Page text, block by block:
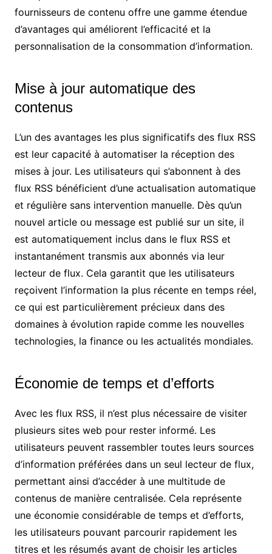
fournisseurs de contenu offre une gamme étendue
d’avantages qui améliorent l’efficacité et la
personnalisation de la consommation d’information.
Mise à jour automatique des
contenus
L’un des avantages les plus significatifs des flux RSS
est leur capacité à automatiser la réception des
mises à jour. Les utilisateurs qui s’abonnent à des
flux RSS bénéficient d’une actualisation automatique
et régulière sans intervention manuelle. Dès qu’un
nouvel article ou message est publié sur un site, il
est automatiquement inclus dans le flux RSS et
instantanément transmis aux abonnés via leur
lecteur de flux. Cela garantit que les utilisateurs
reçoivent l’information la plus récente en temps réel,
ce qui est particulièrement précieux dans des
domaines à évolution rapide comme les nouvelles
technologies, la finance ou les actualités mondiales.
Économie de temps et d’efforts
Avec les flux RSS, il n’est plus nécessaire de visiter
plusieurs sites web pour rester informé. Les
utilisateurs peuvent rassembler toutes leurs sources
d’information préférées dans un seul lecteur de flux,
permettant ainsi d’accéder à une multitude de
contenus de manière centralisée. Cela représente
une économie considérable de temps et d’efforts,
les utilisateurs pouvant parcourir rapidement les
titres et les résumés avant de choisir les articles